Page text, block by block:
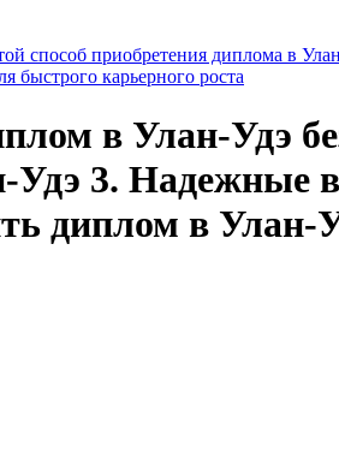
способ приобретения диплома в
быстрого карьерного роста
в Улан-Удэ
Удэ 3. Надежные
диплом в